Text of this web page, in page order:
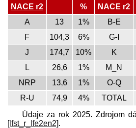
NACE r2 % NACE r2
A
13 1% B-E
F
104,3 6% G-I
J
174,7 10% K
L
26,6 1% M_N
NRP
13,6 1% O-Q
R-U
74,9 4% TOTAL
Údaje za rok 2025. Zdrojom
[lfst_r_lfe2en2].